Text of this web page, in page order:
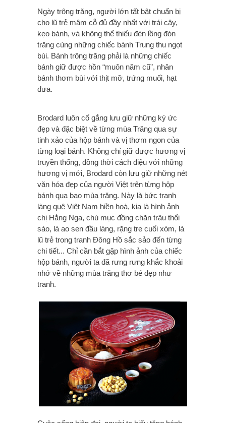
Ngày trông trăng, người lớn tất bật chuẩn bị
cho lũ trẻ mâm cỗ đủ đầy nhất với trái cây,
kẹo bánh, và không thể thiếu đèn lồng đón
trăng cùng những chiếc bánh Trung thu ngọt
bùi. Bánh trông trăng phải là những chiếc
bánh giữ được hồn “muôn năm cũ”, nhân
bánh thơm bùi với thịt mỡ, trứng muối, hạt
dưa.
Brodard luôn cố gắng lưu giữ những ký ức
đẹp và đặc biệt về từng mùa Trăng qua sự
tinh xảo của hộp bánh và vị thơm ngon của
từng loại bánh. Không chỉ giữ được hương vị
truyền thống, đồng thời cách điệu với những
hương vị mới, Brodard còn lưu giữ những nét
văn hóa đẹp của người Việt trên từng hộp
bánh qua bao mùa trăng. Này là bức tranh
làng quê Việt Nam hiền hoà, kia là hình ảnh
chị Hằng Nga, chú mục đồng chăn trâu thổi
sáo, là ao sen đầu làng, rặng tre cuối xóm, là
lũ trẻ trong tranh Đông Hồ sắc sảo đến từng
chi tiết... Chỉ cần bắt gặp hình ảnh của chiếc
hộp bánh, người ta đã rưng rưng khắc khoải
nhớ về những mùa trăng thơ bé đẹp như
tranh.